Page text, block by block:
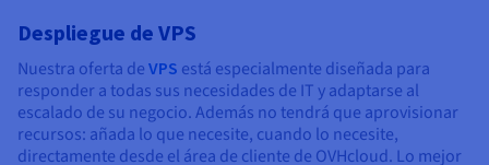
Despliegue de VPS
Nuestra oferta de VPS está especialmente diseñada para
responder a todas sus necesidades de IT y adaptarse al
escalado de su negocio. Además no tendrá que aprovisionar
recursos: añada lo que necesite, cuando lo necesite,
directamente desde el área de cliente de OVHcloud. Lo mejor